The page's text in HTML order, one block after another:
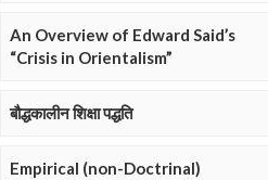
An Overview of Edward Said’s
“Crisis in Orientalism”
बौद्धकालीन शिक्षा पद्धति
Empirical (non-Doctrinal)